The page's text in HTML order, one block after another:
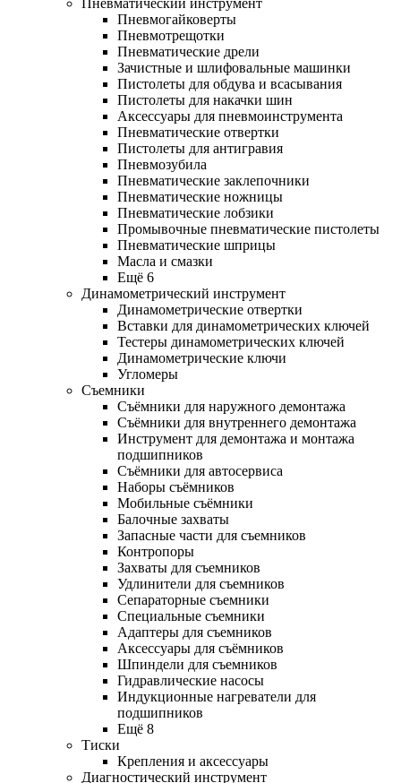
Пневматический инструмент
Пневмогайковерты
Пневмотрещотки
Пневматические дрели
Зачистные и шлифовальные машинки
Пистолеты для обдува и всасывания
Пистолеты для накачки шин
Аксессуары для пневмоинструмента
Пневматические отвертки
Пистолеты для антигравия
Пневмозубила
Пневматические заклепочники
Пневматические ножницы
Пневматические лобзики
Промывочные пневматические пистолеты
Пневматические шприцы
Масла и смазки
Ещё 6
Динамометрический инструмент
Динамометрические отвертки
Вставки для динамометрических ключей
Тестеры динамометрических ключей
Динамометрические ключи
Угломеры
Съемники
Съёмники для наружного демонтажа
Съёмники для внутреннего демонтажа
Инструмент для демонтажа и монтажа
подшипников
Съёмники для автосервиса
Наборы съёмников
Мобильные съёмники
Балочные захваты
Запасные части для съемников
Контропоры
Захваты для съемников
Удлинители для съемников
Сепараторные съемники
Специальные съемники
Адаптеры для съемников
Аксессуары для съёмников
Шпиндели для съемников
Гидравлические насосы
Индукционные нагреватели для
подшипников
Ещё 8
Тиски
Крепления и аксессуары
Диагностический инструмент